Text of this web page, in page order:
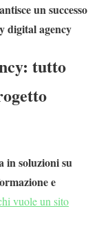
un successo
digital agency
tutto
in soluzioni su
e
vuole un sito